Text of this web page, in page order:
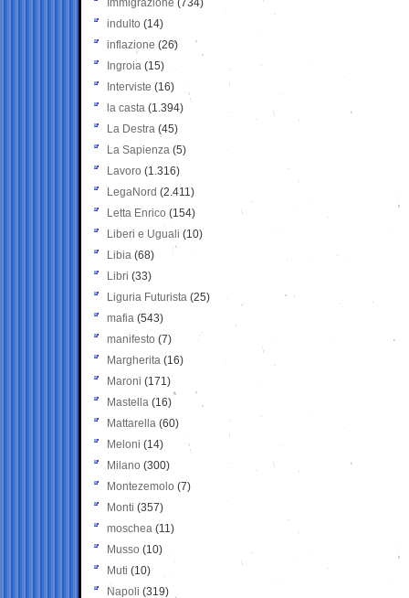
Immigrazione (734)
indulto (14)
inflazione (26)
Ingroia (15)
Interviste (16)
la casta (1.394)
La Destra (45)
La Sapienza (5)
Lavoro (1.316)
LegaNord (2.411)
Letta Enrico (154)
Liberi e Uguali (10)
Libia (68)
Libri (33)
Liguria Futurista (25)
mafia (543)
manifesto (7)
Margherita (16)
Maroni (171)
Mastella (16)
Mattarella (60)
Meloni (14)
Milano (300)
Montezemolo (7)
Monti (357)
moschea (11)
Musso (10)
Muti (10)
Napoli (319)